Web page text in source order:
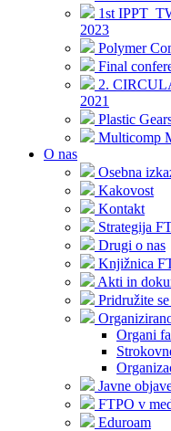
1st
2023
Polymer
Final
2.
2021
Plastic
Multicomp
O nas
Osebna
Kakovost
Kontakt
Strategija
Drugi o nas
Knjižnica
Akti in
Pridružite
Organi
Javne
FTPO v
Eduroam